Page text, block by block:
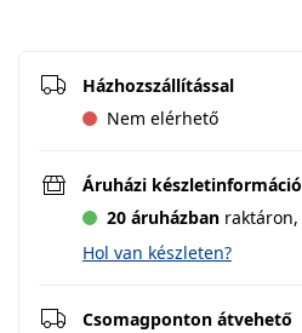
Házhozszállítással
Nem elérhető
Áruházi készletinformáció
20 áruházban raktáron,
Hol van készleten?
Csomagponton átvehető